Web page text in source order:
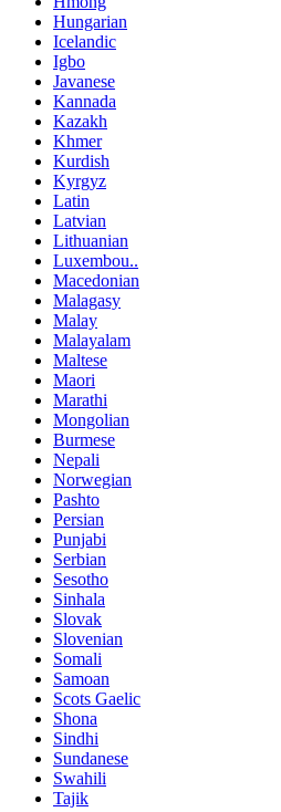
Hungarian
Icelandic
Igbo
Javanese
Kannada
Kazakh
Khmer
Kurdish
Kyrgyz
Latin
Latvian
Lithuanian
Luxembou..
Macedonian
Malagasy
Malay
Malayalam
Maltese
Maori
Marathi
Mongolian
Burmese
Nepali
Norwegian
Pashto
Persian
Punjabi
Serbian
Sesotho
Sinhala
Slovak
Slovenian
Somali
Samoan
Scots Gaelic
Shona
Sindhi
Sundanese
Swahili
Tajik